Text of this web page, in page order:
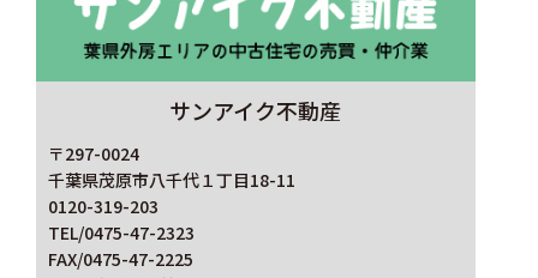
サンアイク不動産
〒297-0024
千葉県茂原市八千代１丁目18-11
0120-319-203
TEL/0475-47-2323
FAX/0475-47-2225